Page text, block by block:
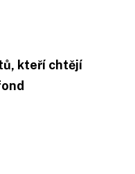
kteří chtějí